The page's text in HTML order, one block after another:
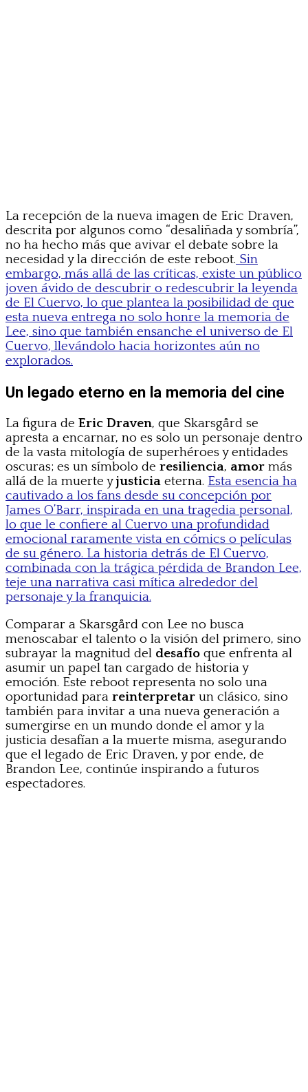
La recepción de la nueva imagen de Eric Draven,
descrita por algunos como “desaliñada y sombría”,
no ha hecho más que avivar el debate sobre la
necesidad y la dirección de este reboot. Sin
embargo, más allá de las críticas, existe un público
joven ávido de descubrir o redescubrir la leyenda
de El Cuervo, lo que plantea la posibilidad de que
esta nueva entrega no solo honre la memoria de
Lee, sino que también ensanche el universo de El
Cuervo, llevándolo hacia horizontes aún no
explorados.
Un legado eterno en la memoria del cine
La figura de Eric Draven, que Skarsgård se
apresta a encarnar, no es solo un personaje dentro
de la vasta mitología de superhéroes y entidades
oscuras; es un símbolo de resiliencia, amor más
allá de la muerte yjusticia eterna. Esta esencia ha
cautivado a los fans desde su concepción por
James O’Barr, inspirada en una tragedia personal,
lo que le confiere al Cuervo una profundidad
emocional raramente vista en cómics o películas
de su género. La historia detrás de El Cuervo,
combinada con la trágica pérdida de Brandon Lee,
teje una narrativa casi mítica alrededor del
personaje y la franquicia.
Comparar a Skarsgård con Lee no busca
menoscabar el talento o la visión del primero, sino
subrayar la magnitud del desafío que enfrenta al
asumir un papel tan cargado de historia y
emoción. Este reboot representa no solo una
oportunidad para reinterpretar un clásico, sino
también para invitar a una nueva generación a
sumergirse en un mundo donde el amor y la
justicia desafían a la muerte misma, asegurando
que el legado de Eric Draven, y por ende, de
Brandon Lee, continúe inspirando a futuros
espectadores.